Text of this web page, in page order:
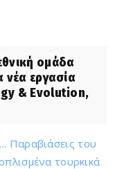
ομάδα
νέα εργασία
& Evolution,
Παραβιάσεις του
τουρκικά